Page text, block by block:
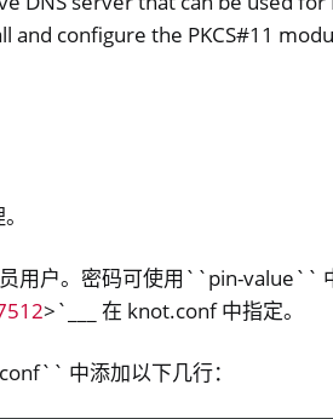
and configure the PKCS#11
用户。密码可使用``pin-value``
>`___ 在 knot.conf 中指定。
中添加以下几行：